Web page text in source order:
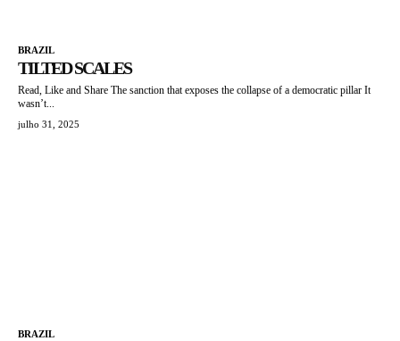
BRAZIL
TILTED SCALES
Read, Like and Share The sanction that exposes the collapse of a democratic pillar It
wasn’t...
julho 31, 2025
BRAZIL